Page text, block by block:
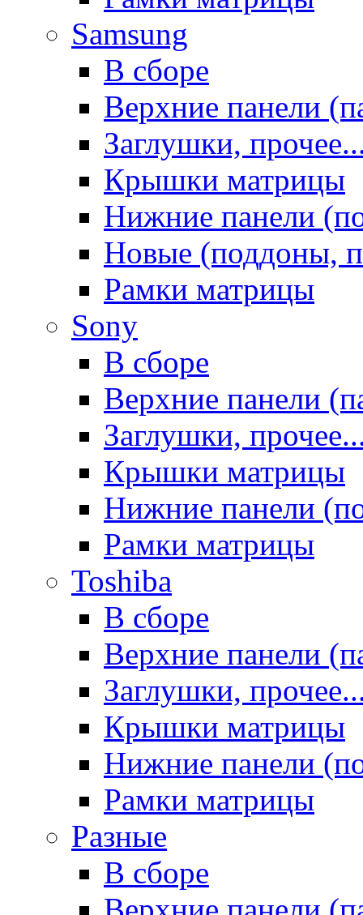
Samsung
В сборе
Верхние панели
Заглушки,
Крышки матрицы
Нижние панели
Новые (поддоны,
Рамки матрицы
Sony
В сборе
Верхние панели
Заглушки,
Крышки матрицы
Нижние панели
Рамки матрицы
Toshiba
В сборе
Верхние панели
Заглушки,
Крышки матрицы
Нижние панели
Рамки матрицы
Разные
В сборе